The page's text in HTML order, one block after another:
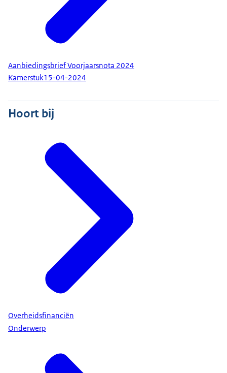
Aanbiedingsbrief Voorjaarsnota 2024
Kamerstuk15-04-2024
Hoort bij
Overheidsfinanciën
Onderwerp